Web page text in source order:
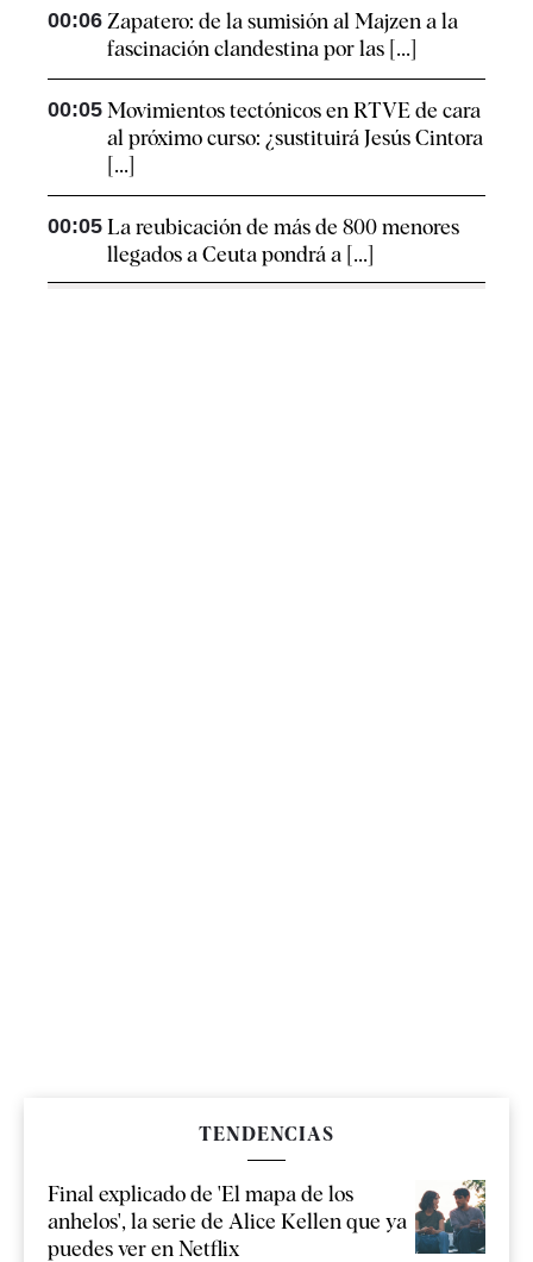
00:06 Zapatero: de la sumisión al Majzen a la
fascinación clandestina por las [...]
00:05 Movimientos tectónicos en RTVE de cara
al próximo curso: ¿sustituirá Jesús Cintora
[...]
00:05 La reubicación de más de 800 menores
llegados a Ceuta pondrá a [...]
TENDENCIAS
Final explicado de 'El mapa de los
anhelos', la serie de Alice Kellen que ya
puedes ver en Netflix